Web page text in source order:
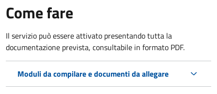
Come fare
Il servizio può essere attivato presentando tutta la
documentazione prevista, consultabile in formato PDF.
Moduli da compilare e documenti da allegare